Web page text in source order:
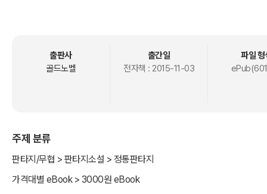
그로 인해 잃게 되는 것.
“내게 얽매이지 말고 네가 옳다고 생각하는 길이라면 그대로 나아가
환룡서.
출판사
골드노벨
출간일
전자책 : 2015-11-03
파일 형
주제 분류
판타지/무협 > 판타지소설 > 정통판타지
가격대별 eBook > 3000원 eBook